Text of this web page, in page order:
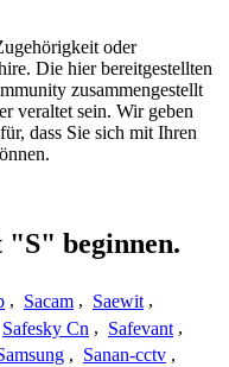
oder
Die hier bereitgestellten
zusammengestellt
veraltet sein. Wir geben
dass Sie sich mit Ihren
beginnen.
, Sacam , Saewit ,
Safesky Cn , Safevant ,
, Sanan-cctv ,